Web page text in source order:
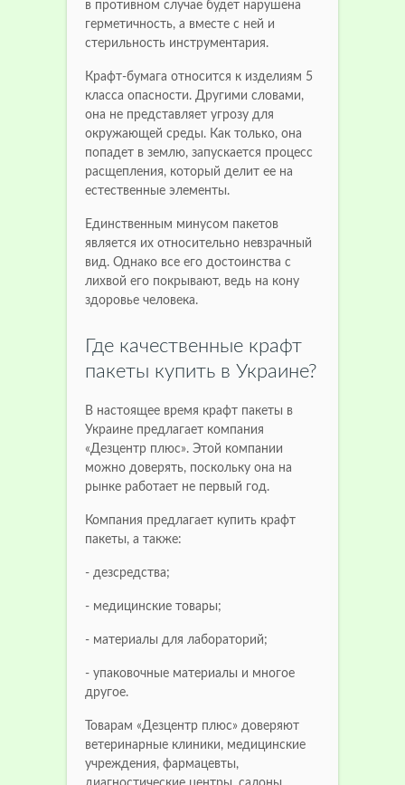
в противном случае будет нарушена
герметичность, а вместе с ней и
стерильность инструментария.
Крафт-бумага относится к изделиям 5
класса опасности. Другими словами,
она не представляет угрозу для
окружающей среды. Как только, она
попадет в землю, запускается процесс
расщепления, который делит ее на
естественные элементы.
Единственным минусом пакетов
является их относительно невзрачный
вид. Однако все его достоинства с
лихвой его покрывают, ведь на кону
здоровье человека.
Где качественные крафт
пакеты купить в Украине?
В настоящее время крафт пакеты в
Украине предлагает компания
«Дезцентр плюс». Этой компании
можно доверять, поскольку она на
рынке работает не первый год.
Компания предлагает купить крафт
пакеты, а также:
- дезсредства;
- медицинские товары;
- материалы для лабораторий;
- упаковочные материалы и многое
другое.
Товарам «Дезцентр плюс» доверяют
ветеринарные клиники, медицинские
учреждения, фармацевты,